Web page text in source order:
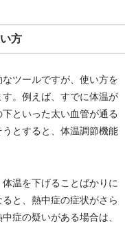
方
なツールですが、使い方を
。例えば、すでに体温が
といった太い血管が通る
とすると、体温調節機能
温を下げることばかりに
と、熱中症の症状がさら
症の疑いがある場合は、